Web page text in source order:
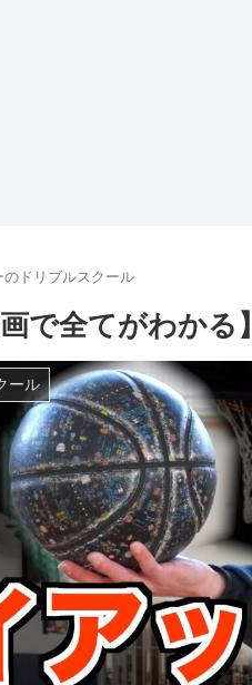
のドリブルスクール
画で全てがわか
ール